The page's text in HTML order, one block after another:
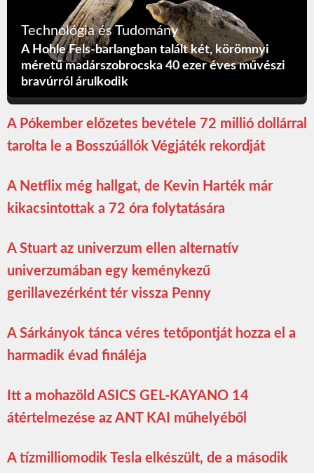
Technológia és Tudomány
A Hohle Fels-barlangban talált két, körömnyi
méretű madárszobrocska 40 ezer éves művészi
bravúrról árulkodik
A Pókember előzetes bevétele 72 millió dollárral
tarolta le a Bosszúállók Végjáték rekordját
A Netflix még hallgat, de Kevin Harték már
kikacsintottak a 72 óra folytatására
A Stuart az univerzum ellen alternatív
univerzumában egy keménykezű
gerillavezérként tér vissza Penny
A Sárkányok tánca véres tetőpontját hozza el a
harmadik évad fináléja
Itt a mohazöld ASICS GEL-KAYANO 14
átértelmezése az ANT KAI műhelyéből
A tízmilliomodik Tesla elkészült, de a második